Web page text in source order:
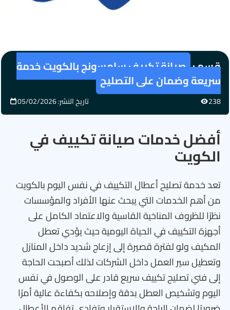
قسم : صيانة تكييف سامسونج بالكويت خدمة
سريعة وضمان على التصليح
238 تاريخ النشر: 05/02/2026
أفضل خدمات صيانة تكييف في
الكويت
تعد خدمة تصليح أعطال التكييف في نفس اليوم بالكويت
من أهم الخدمات التي يبحث عنها الأفراد والمؤسسات
نظرًا للظروف المناخية القاسية والاعتماد الكامل على
أجهزة التكييف في الحياة اليومية حيث يؤدي تعطل
المكيف ولو لفترة قصيرة إلى إزعاج شديد داخل المنازل
وتعطيل سير العمل داخل الشركات لذلك أصبحت الحاجة
إلى فني تصليح تكييف سريع قادر على الوصول في نفس
اليوم وتشخيص العطل بدقة وإصلاحه بكفاءة عالية أمرًا